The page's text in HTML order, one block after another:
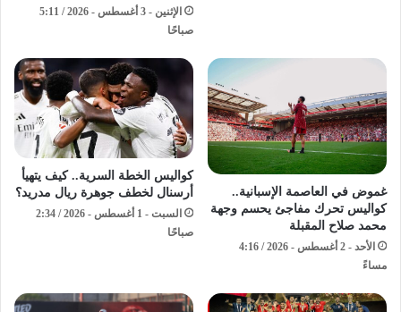
الإثنين - 3 أغسطس - 2026 / 5:11
صباحًا
غموض في العاصمة الإسبانية..
كواليس تحرك مفاجئ يحسم وجهة
محمد صلاح المقبلة
الأحد - 2 أغسطس - 2026 / 4:16
مساءً
كواليس الخطة السرية.. كيف يتهيأ
أرسنال لخطف جوهرة ريال مدريد؟
السبت - 1 أغسطس - 2026 / 2:34
صباحًا